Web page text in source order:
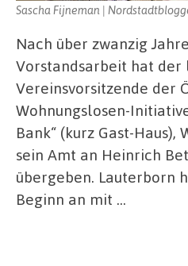
Sascha Fijneman |
Nach über zwanzig
Vorstandsarbeit hat der
Vereinsvorsitzende der
Wohnungslosen-
Bank“ (kurz Gast-
sein Amt an Heinrich
übergeben. Lauterborn
Beginn an mit …